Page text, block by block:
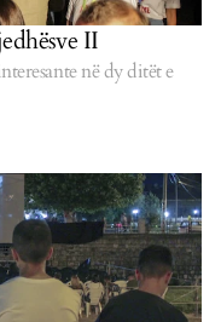
II
në dy ditët e